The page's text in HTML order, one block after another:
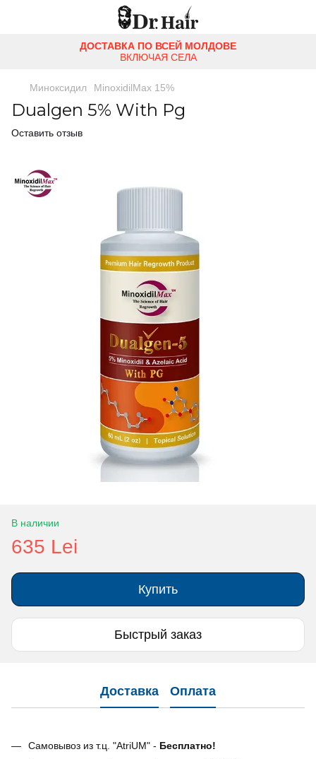
ДОСТАВКА ПО ВСЕЙ МОЛДОВЕ
ВКЛЮЧАЯ СЕЛА
Миноксидил MinoxidilMax 15%
Dualgen 5% With Pg
Оставить отзыв
В наличии
635 Lei
Купить
Быстрый заказ
Доставка Оплата
Самовывоз из т.ц. "AtriUM" - Бесплатно!